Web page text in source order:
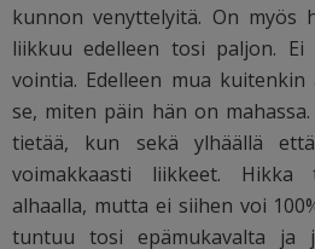
kunnon venyttelyitä. On myös
liikkuu edelleen tosi paljon. Ei
vointia. Edelleen mua
se, miten päin hän on
tietää, kun sekä ylhäällä
voimakkaasti liikkeet.
alhaalla, mutta ei siihen voi
tuntuu tosi epämukavalta ja